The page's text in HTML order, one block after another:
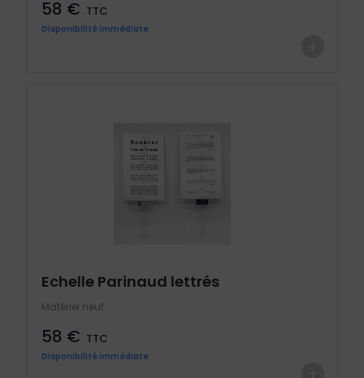
58 € TTC
Disponibilité immédiate
Echelle Parinaud lettrés
Matériel neuf
58 € TTC
Disponibilité immédiate